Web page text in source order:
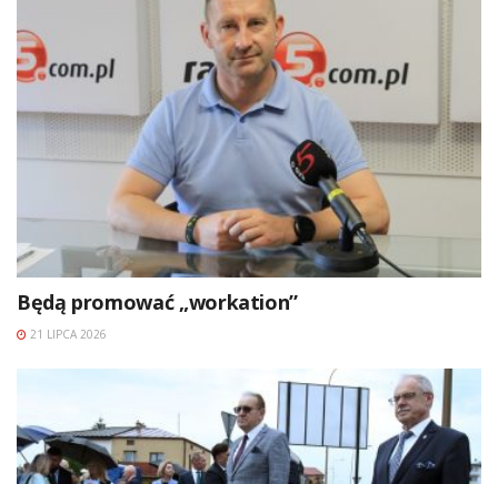
Będą promować „workation”
21 LIPCA 2026